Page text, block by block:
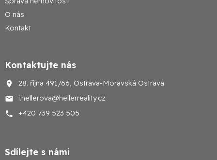
O nás
Kontakt
Kontaktujte nás
28. října 491/66, Ostrava-Moravská Ostrava
i.hellerova@hellerreality.cz
+420 739 523 505
Sdílejte s námi